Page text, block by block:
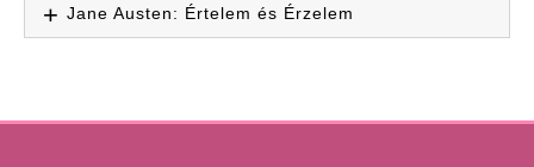
Jane Austen: Értelem és Érzelem